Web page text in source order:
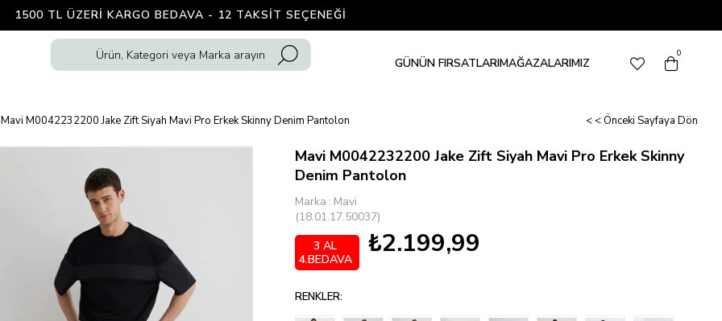
1500 TL ÜZERI KARGO BEDAVA - 12 TAKSIT SEÇENEĞI
GÜNÜN FIRSATLARIMAĞAZALARIMIZ
0
Mavi M0042232200 Jake Zift Siyah Mavi Pro Erkek Skinny Denim Pantolon < < Önceki Sayfaya Dön
Mavi M0042232200 Jake Zift Siyah Mavi Pro Erkek Skinny
Denim Pantolon
Marka : Mavi
(18.01.17.50037)
₺2.199,99
3 AL
4.BEDAVA
RENKLER: